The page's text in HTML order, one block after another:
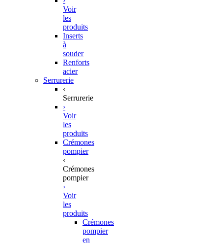
Voir
les
produits
Inserts
à
souder
Renforts
acier
Serrurerie
‹
Serrurerie
›
Voir
les
produits
Crémones
pompier
‹
Crémones
pompier
›
Voir
les
produits
Crémones
pompier
en